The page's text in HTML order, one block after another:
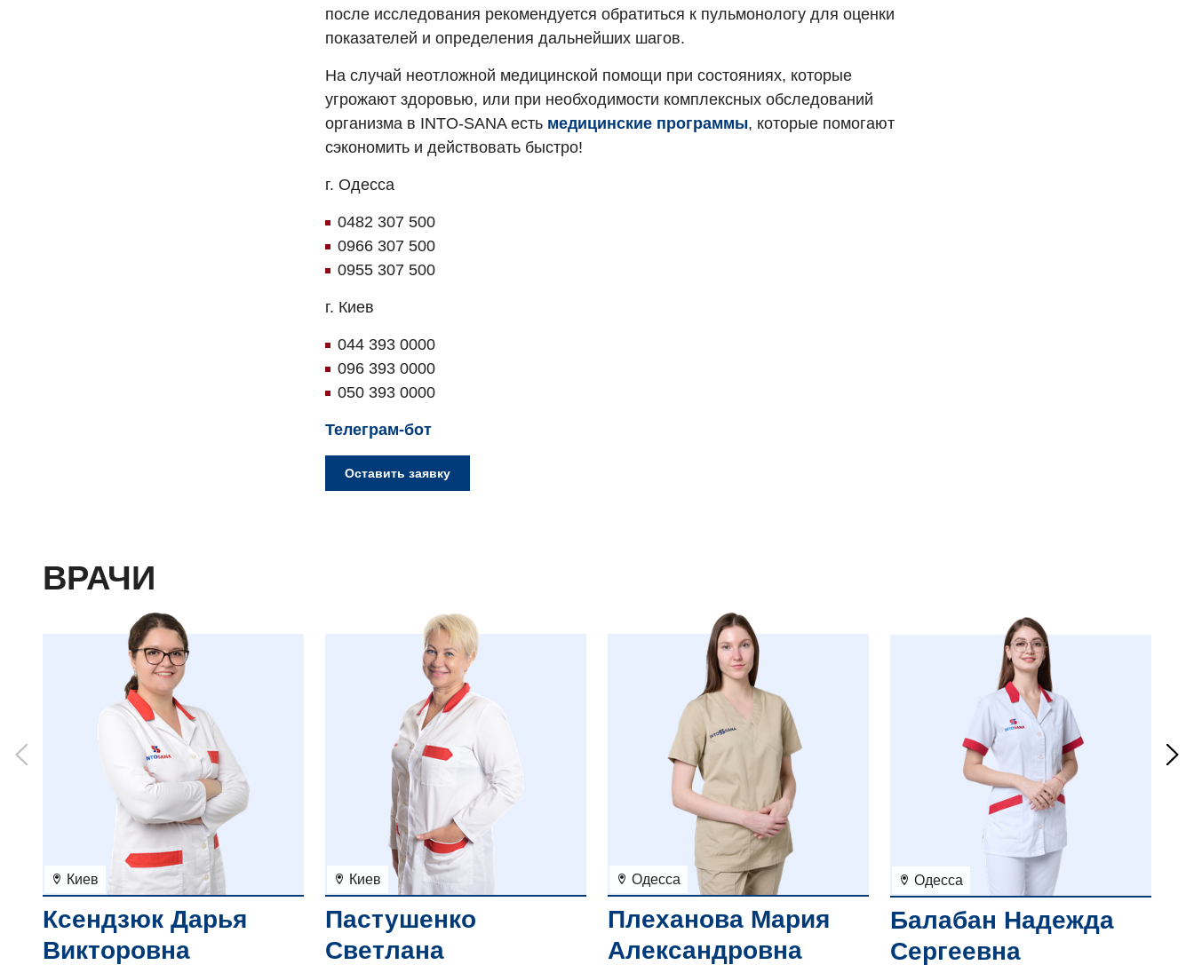
после исследования рекомендуется обратиться к пульмонологу для оценки
показателей и определения дальнейших шагов.
На случай неотложной медицинской помощи при состояниях, которые
угрожают здоровью, или при необходимости комплексных обследований
организма в INTO-SANA есть медицинские программы, которые помогают
сэкономить и действовать быстро!
г. Одесса
0482 307 500
0966 307 500
0955 307 500
г. Киев
044 393 0000
096 393 0000
050 393 0000
Телеграм-бот
Оставить заявку
ВРАЧИ
Киев
Ксендзюк Дарья
Викторовна
Киев
Пастушенко
Светлана
Одесса
Плеханова Мария
Александровна
Одесса
Балабан Надежда
Сергеевна